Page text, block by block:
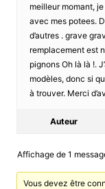
meilleur momant,
avec mes potees.
d’autres . grave
remplacement est
pignons Oh là là !.
modèles, donc si
à trouver. Merci
Auteur
Affichage de 1
Vous devez être